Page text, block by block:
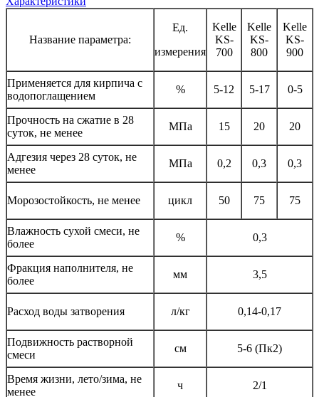
Название параметра:
Ед.
измерения
Kelle
KS-
700
Kelle
KS-
800
Kelle
KS-
900
Применяется для кирпича с
водопоглащением
% 5-12 5-17 0-5
Прочность на сжатие в 28
суток, не менее
МПа 15 20 20
Адгезия через 28 суток, не
менее
МПа 0,2 0,3 0,3
Морозостойкость, не менее цикл 50 75 75
Влажность сухой смеси, не
более
% 0,3
Фракция наполнителя, не
более
мм 3,5
Расход воды затворения л/кг 0,14-0,17
Подвижность растворной
смеси
см 5-6 (Пк2)
Время жизни, лето/зима, не
менее
ч 2/1